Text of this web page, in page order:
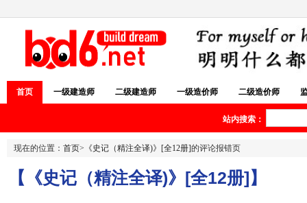
首页 一级建造师 二级建造师 一级造价师 二级造价师
站内搜索：
现在的位置： 首页> 《史记（精注全译)》[全12册]的评论报错页
【《史记（精注全译)》[全12册]】